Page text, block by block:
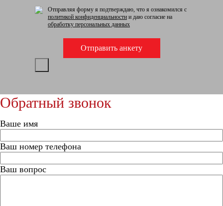
Отправляя форму я подтверждаю, что я ознакомился с
политикой конфиденциальности и даю согласие на
обработку персональных данных
Обратный звонок
Ваше имя
Ваш номер телефона
Ваш вопрос